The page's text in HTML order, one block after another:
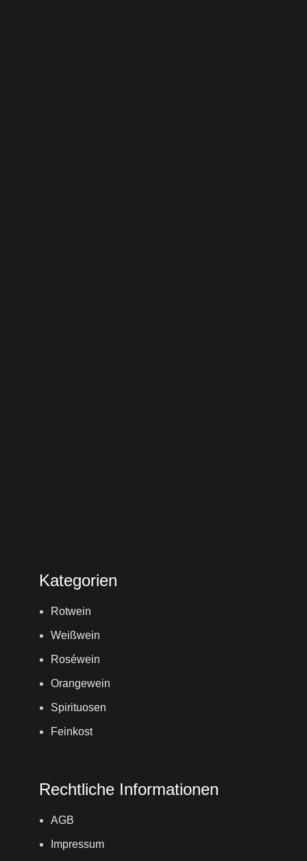
Kategorien
Rotwein
Weißwein
Roséwein
Orangewein
Spirituosen
Feinkost
Rechtliche Informationen
AGB
Impressum